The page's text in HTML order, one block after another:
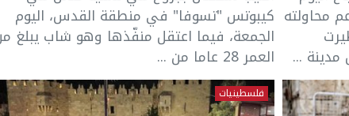
محاولته
...
كيبوتس "تسوفا" في منطقة القدس، اليوم
الجمعة، فيما اعتقل منفّذها وهو شاب يبلغ
العمر 28 عاما من ...
فلسطينيات